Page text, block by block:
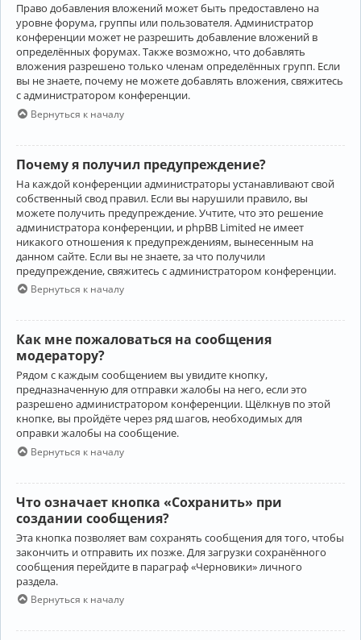
Право добавления вложений может быть предоставлено на
уровне форума, группы или пользователя. Администратор
конференции может не разрешить добавление вложений в
определённых форумах. Также возможно, что добавлять
вложения разрешено только членам определённых групп. Если
вы не знаете, почему не можете добавлять вложения, свяжитесь
с администратором конференции.
Вернуться к началу
Почему я получил предупреждение?
На каждой конференции администраторы устанавливают свой
собственный свод правил. Если вы нарушили правило, вы
можете получить предупреждение. Учтите, что это решение
администратора конференции, и phpBB Limited не имеет
никакого отношения к предупреждениям, вынесенным на
данном сайте. Если вы не знаете, за что получили
предупреждение, свяжитесь с администратором конференции.
Вернуться к началу
Как мне пожаловаться на сообщения
модератору?
Рядом с каждым сообщением вы увидите кнопку,
предназначенную для отправки жалобы на него, если это
разрешено администратором конференции. Щёлкнув по этой
кнопке, вы пройдёте через ряд шагов, необходимых для
оправки жалобы на сообщение.
Вернуться к началу
Что означает кнопка «Сохранить» при
создании сообщения?
Эта кнопка позволяет вам сохранять сообщения для того, чтобы
закончить и отправить их позже. Для загрузки сохранённого
сообщения перейдите в параграф «Черновики» личного
раздела.
Вернуться к началу